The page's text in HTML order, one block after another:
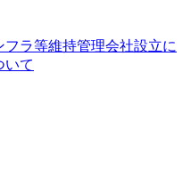
ラ等維持管理会社設立に
いて